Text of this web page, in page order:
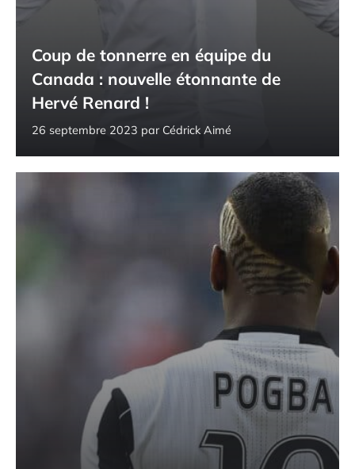
Coup de tonnerre en équipe du
Canada : nouvelle étonnante de
Hervé Renard !
26 septembre 2023 par Cédrick Aimé